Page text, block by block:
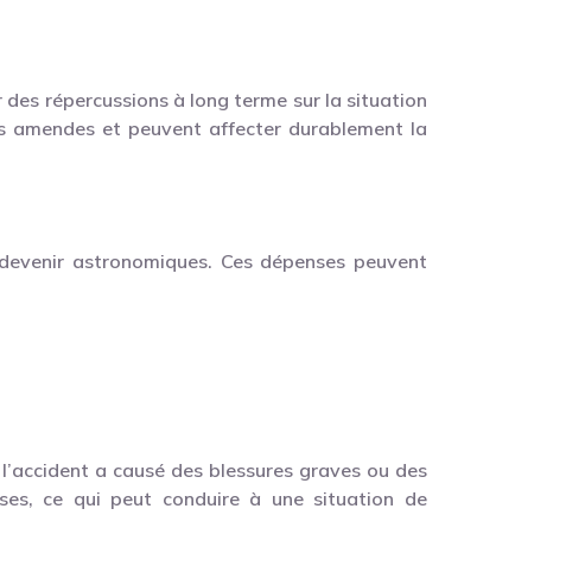
des répercussions à long terme sur la situation
amendes et peuvent affecter durablement la
astronomiques. Ces dépenses peuvent
a causé des blessures graves ou des
ce qui peut conduire à une situation de